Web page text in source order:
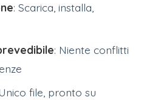
: Scarica, installa,
: Niente conflitti
file, pronto su